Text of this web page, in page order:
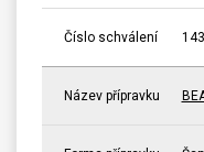
Číslo schválení
Název přípravku